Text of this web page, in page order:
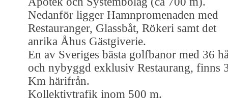
Nedanför ligger Hamnpromenaden med
Restauranger, Glassbåt, Rökeri samt det
anrika Åhus Gästgiverie.
En av Sveriges bästa golfbanor med 36
och nybyggd exklusiv Restaurang, finns
Km härifrån.
Kollektivtrafik inom 500 m.